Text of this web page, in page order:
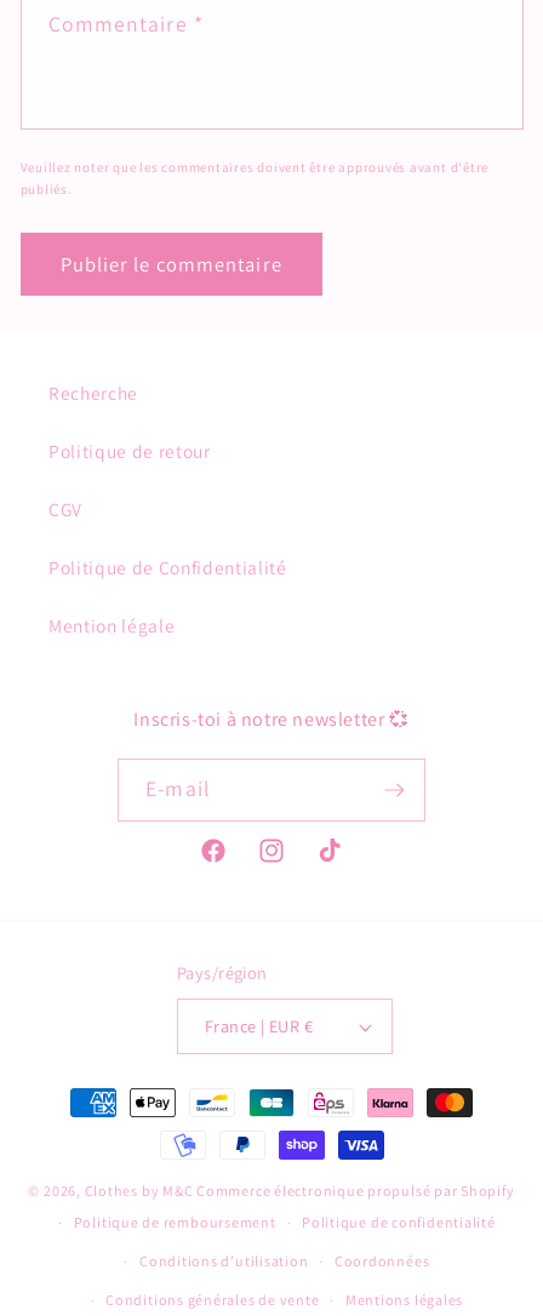
Commentaire *
Veuillez noter que les commentaires doivent être approuvés avant d'être
publiés.
Recherche
Politique de retour
CGV
Politique de Confidentialité
Mention légale
Inscris-toi à notre newsletter 💞
E-mail
FacebookInstagramTikTok
Pays/région
France | EUR €
Moyens
© 2026, Clothes by M&C Commerce électronique propulsé par Shopify
Politique de remboursement
Politique de confidentialité
Conditions d’utilisation Coordonnées
Conditions générales de vente Mentions légales